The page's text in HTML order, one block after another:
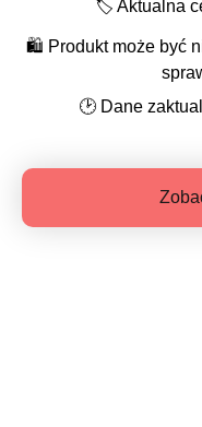
🏷️ Aktualna
🛍️ Produkt może być
🕑 Dane